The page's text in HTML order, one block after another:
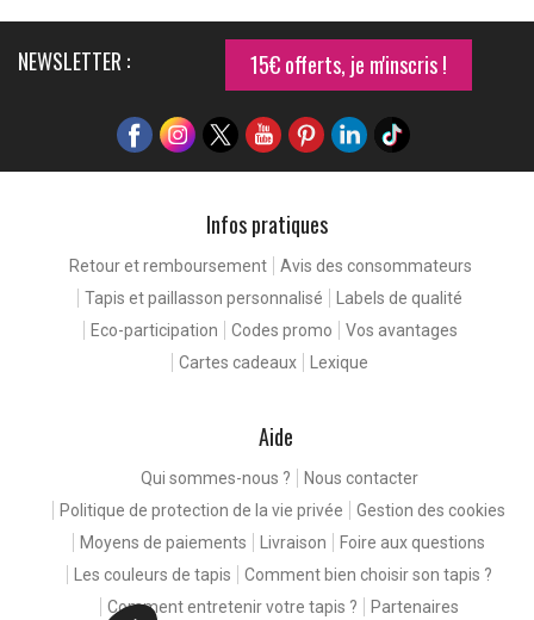
NEWSLETTER : 15€ offerts, je m'inscris !
Infos pratiques
Retour et remboursement
Avis des consommateurs
Tapis et paillasson personnalisé
Labels de qualité
Eco-participation
Codes promo
Vos avantages
Cartes cadeaux
Lexique
Aide
Qui sommes-nous ?
Nous contacter
Politique de protection de la vie privée
Gestion des cookies
Moyens de paiements
Livraison
Foire aux questions
Les couleurs de tapis
Comment bien choisir son tapis ?
Comment entretenir votre tapis ?
Partenaires